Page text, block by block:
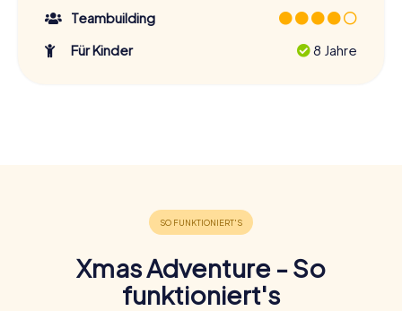
Teambuilding
Für Kinder
8 Jahre
Xmas Adventure - So
funktioniert's